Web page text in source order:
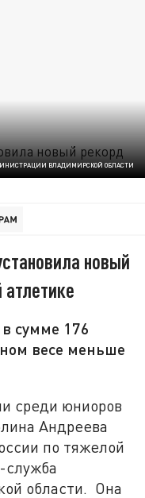
ВЛАДИМИРСКОЙ ОБЛАСТИ
новый
сумме 176
весе меньше
среди юниоров
Андреева
по тяжелой
служба
области. Она